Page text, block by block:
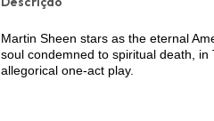
Martin Sheen stars as the eternal
soul condemned to spiritual death, in
allegorical one-act play.